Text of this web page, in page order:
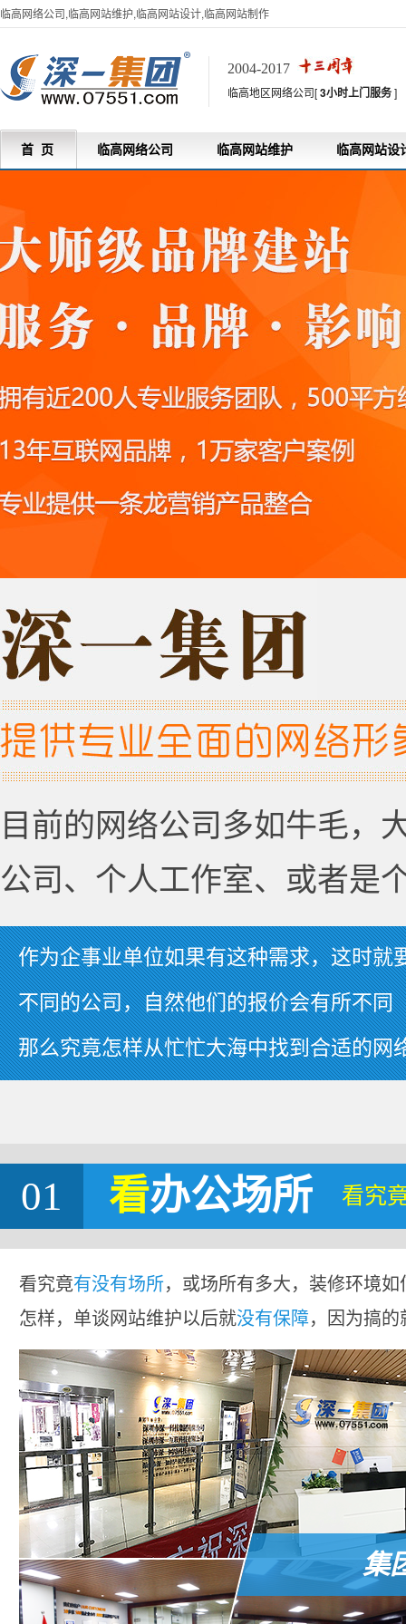
临高网络公司,临高网站维护,临高网站设计,临高网站制作
2004-2017
临高地区网络公司[3小时上门服务]
首 页 临高网络公司 临高网站维护 临高网站设
目前的网络公司多如牛毛，
公司、个人工作室、或者是
作为企事业单位如果有这种需求，这时就
不同的公司，自然他们的报价会有所不同
那么究竟怎样从忙忙大海中找到合适的网
01 看办公场所 看究
看究竟有没有场所，或场所有多大，装修环境
怎样，单谈网站维护以后就没有保障，因为搞
集